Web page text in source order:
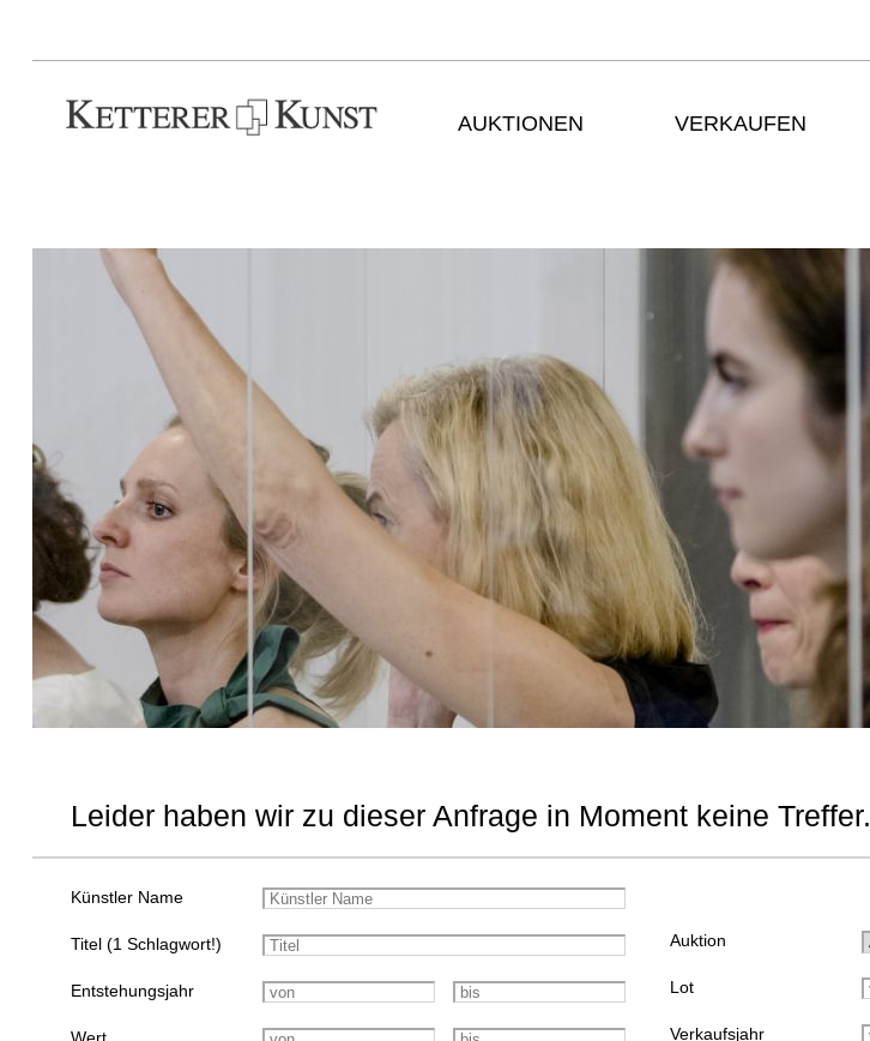
AUKTIONEN VERKAUFEN
Leider haben wir zu dieser Anfrage in Moment keine Treffer.
Künstler Name
Titel (1 Schlagwort!)
Entstehungsjahr
Auktion
Lot
Verkaufsjahr